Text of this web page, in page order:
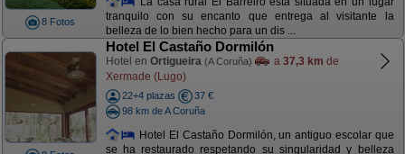
8 Fotos
tranquilo con su encanto que entrega al visitante la
belleza de lo bien hecho para un dis ...
Hotel El Castaño Dormilón
Hotel en Ortigueira (A Coruña) a 37,3 km de
Xermade (Lugo)
22+4 plazas
37 €
98 km de A Coruña
Hotel El Castaño Dormilón, un antiguo escolar que
se ha restaurado respetando su singularidad y belleza